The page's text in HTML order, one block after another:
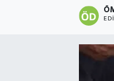
Tüm Manşetler
Son Dakika